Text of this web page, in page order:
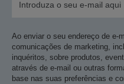
Ao enviar o seu endereço de e-
comunicações de marketing,
inquéritos, sobre produtos,
através de e-mail ou outras
base nas suas preferências e